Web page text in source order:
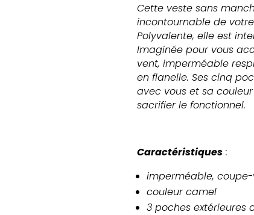
Cette veste sans
incontournable de
Polyvalente, elle est
Imaginée pour vous
vent, imperméable
en flanelle. Ses cinq
avec vous et sa
sacrifier le fonctionnel.
Caractéristiques:
imperméable,
couleur camel
3 poches extérieures